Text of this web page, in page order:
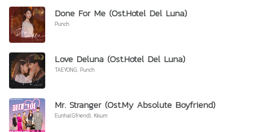
Done For Me (Ost.Hotel Del Luna)
Punch
Love Deluna (Ost.Hotel Del Luna)
TAEYONG, Punch
Mr. Stranger (Ost.My Absolute Boyfriend)
Eunha(Gfriend), Kisum